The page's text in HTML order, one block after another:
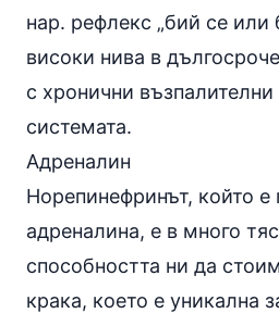
нар. рефлекс „бий се или
високи нива в
с хронични
системата.
Адреналин
Норепинефринът, който е
адреналина, е в много
способността ни да
крака, което е уникална